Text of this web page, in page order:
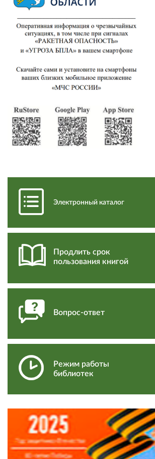
Электронный каталог
Продлить срок
пользования книгой
Вопрос-ответ
Режим работы
библиотек